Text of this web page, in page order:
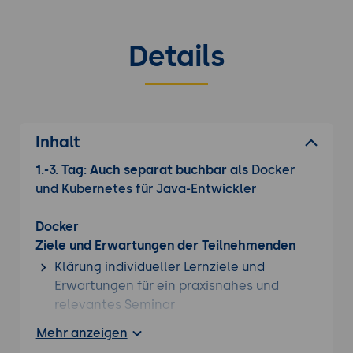
Details
Inhalt
1.-3. Tag: Auch separat buchbar als Docker
und Kubernetes für Java-Entwickler
Docker
Ziele und Erwartungen der Teilnehmenden
Klärung individueller Lernziele und
Erwartungen für ein praxisnahes und
relevantes Seminar
Motivation für den Einsatz von Container-
Mehr anzeigen